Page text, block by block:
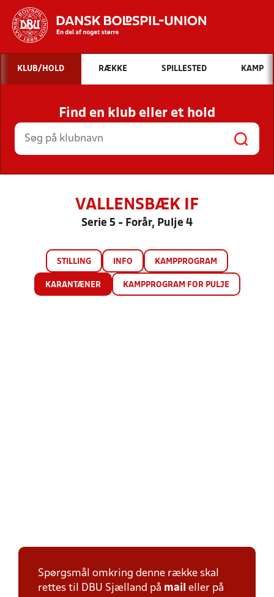
Hvad vil du søge efter?
INDHOLD OG NYHEDER
STILLINGER, RESULTATER, KLUBBER OG
HOLD
KLUB/HOLD RÆKKE SPILLESTED KAMP
Find en klub eller et hold
VALLENSBÆK IF
Serie 5 - Forår, Pulje 4
STILLING INFO KAMPPROGRAM
KARANTÆNER KAMPPROGRAM FOR PULJE
Spørgsmål omkring denne række skal
rettes til DBU Sjælland på mail eller på